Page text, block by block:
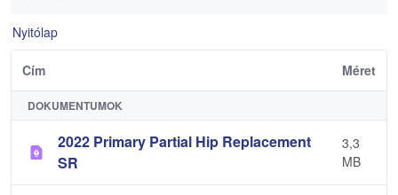
Nyitólap
Cím Méret
DOKUMENTUMOK
2022 Primary Partial Hip Replacement
SR
3,3
MB